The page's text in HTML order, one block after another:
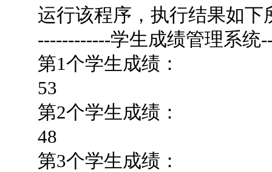
运行该程序，执行结果如下
------------学生成绩管理系统
第1个学生成绩：
53
第2个学生成绩：
48
第3个学生成绩：